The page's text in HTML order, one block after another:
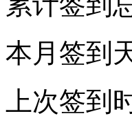
本月签到
上次签到